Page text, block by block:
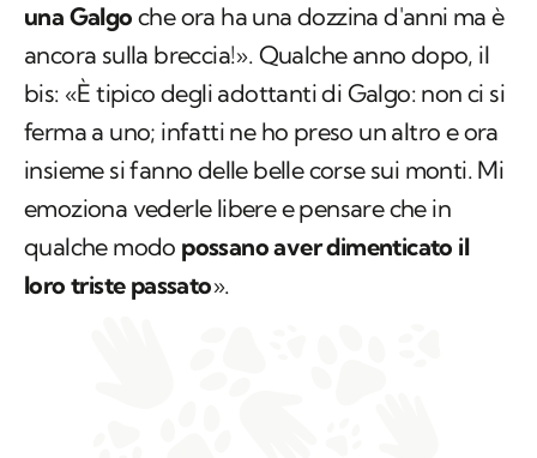
una Galgo che ora ha una dozzina d'anni ma è
ancora sulla breccia!». Qualche anno dopo, il
bis: «È tipico degli adottanti di Galgo: non ci si
ferma a uno; infatti ne ho preso un altro e ora
insieme si fanno delle belle corse sui monti. Mi
emoziona vederle libere e pensare che in
qualche modo possano aver dimenticato il
loro triste passato».